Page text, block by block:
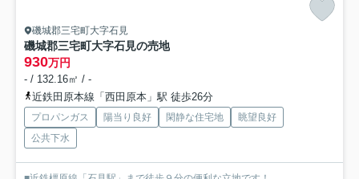
磯城郡三宅町大字石見
磯城郡三宅町大字石見の売地
930万円
- / 132.16㎡ / -
近鉄田原本線「西田原本」駅 徒歩26分
プロパンガス 陽当り良好 閑静な住宅地
眺望良好
公共下水